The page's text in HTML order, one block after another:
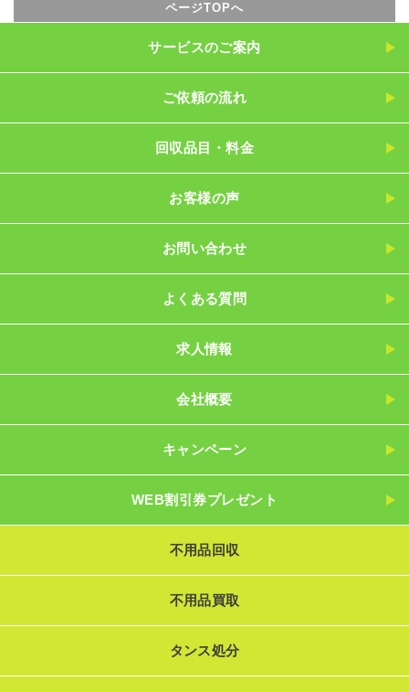
ページTOPへ
サービスのご案内
ご依頼の流れ
回収品目・料金
お客様の声
お問い合わせ
よくある質問
求人情報
会社概要
キャンペーン
WEB割引券プレゼント
不用品回収
不用品買取
タンス処分